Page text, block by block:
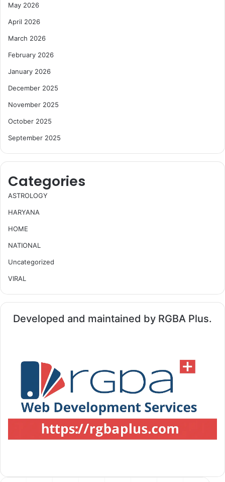
May 2026
April 2026
March 2026
February 2026
January 2026
December 2025
November 2025
October 2025
September 2025
Categories
ASTROLOGY
HARYANA
HOME
NATIONAL
Uncategorized
VIRAL
Developed and maintained by RGBA Plus.